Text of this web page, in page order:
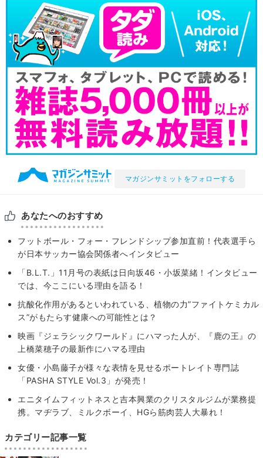
マガジンサミットをフォローする
あなたへのおすすめ
フットボール・フォー・フレンドシップ参加直前！代表選手ら
が日本サッカー協会関係者へインタビュー
「B.L.T.」11月号の表紙は日向坂46・小坂菜緒！インタビュー
では、今ここにいる理由を語る！
抗酸化作用があるといわれている、植物の力”ファイトケミカル
ス”がもたらす健康への可能性とは？
映画『ジェラシックワールド』にハマった人が、『鹿の王』の
上橋菜穂子の最新作にハマる理由
女優・小島藤子が様々な表情を見せるポートレイト専門誌
「PASHA STYLE Vol.3」が発売！
エニタイムフィットネスと吉本興業のクリスタルジムが業務提
携。マヂラブ、ミルクボーイ、HGら筋肉芸人大暴れ！
カテゴリー記事一覧